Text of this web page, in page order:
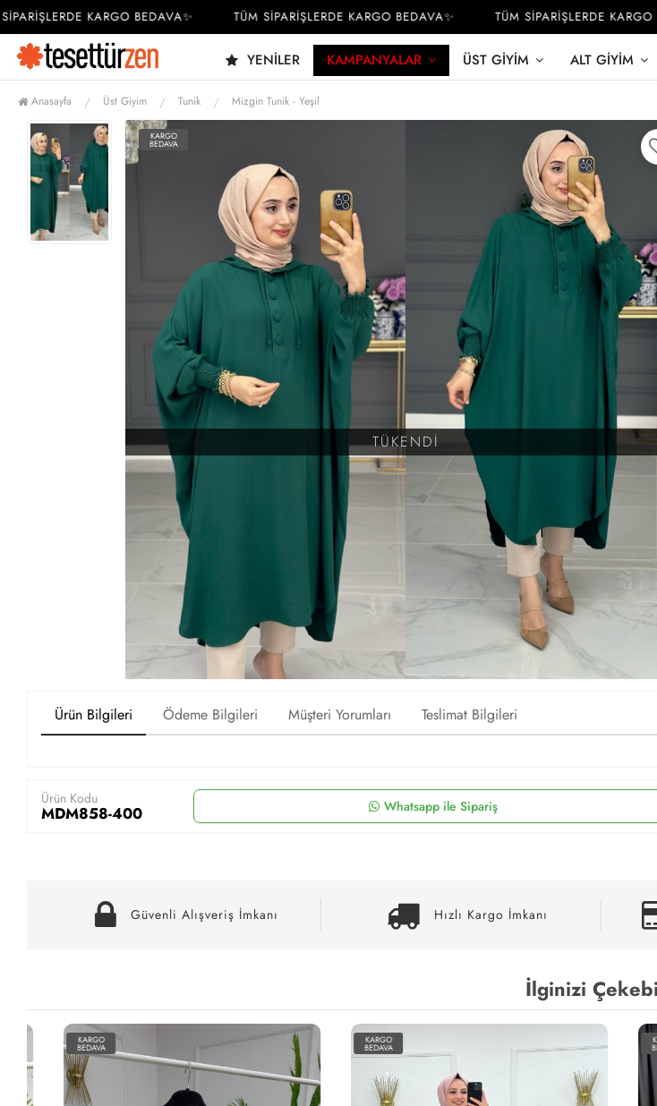
KARGO BEDAVA✨ TÜM SİPARİŞLERDE KARGO BEDAVA✨ TÜM SİPARİŞLERDE KARGO
YENILER KAMPANYALAR ÜST GIYIM ALT GIYIM
Anasayfa Üst Giyim Tunik Mizgin Tunik - Yeşil
KARGO
BEDAVA
TÜKENDİ
Ürün Bilgileri Ödeme Bilgileri Müşteri Yorumları Teslimat Bilgileri
Ürün Kodu
MDM858-400 Whatsapp ile Sipariş
Güvenli Alışveriş İmkanı Hızlı Kargo İmkanı
İlginizi
KARGO
BEDAVA
KARGO
BEDAVA
KARGO